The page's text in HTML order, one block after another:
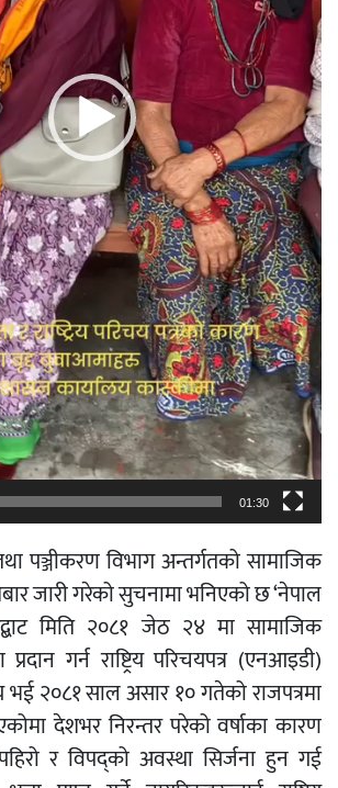
01:30
तथा पञ्जीकरण विभाग अन्तर्गतको सामाजिक
जारी गरेको सुचनामा भनिएको छ ‘नेपाल
मिति २०८१ जेठ २४ मा सामाजिक
गर्न राष्ट्रिय परिचयपत्र (एनआइडी)
भई २०८१ साल असार १० गतेको राजपत्रमा
देशभर निरन्तर परेको वर्षाका कारण
र विपद्को अवस्था सिर्जना हुन गई